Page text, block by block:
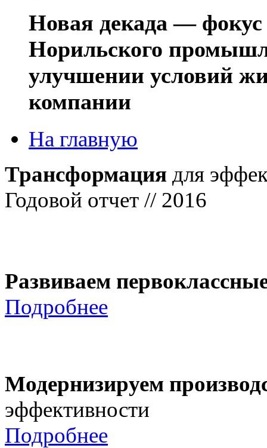
Новая декада — фокус
Норильского
улучшении условий
компании
На главную
Трансформация для
Годовой отчет // 2016
Развиваем
Подробнее
Модернизируем
эффективности
Подробнее